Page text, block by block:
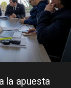
la apuesta